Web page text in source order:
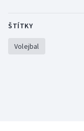
ŠTÍTKY
Volejbal